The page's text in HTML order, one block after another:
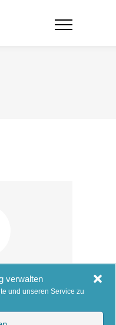
verwalten
und unseren Service zu